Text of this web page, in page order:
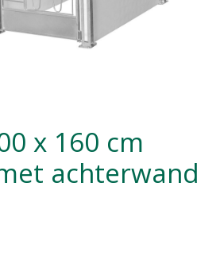
achterwand